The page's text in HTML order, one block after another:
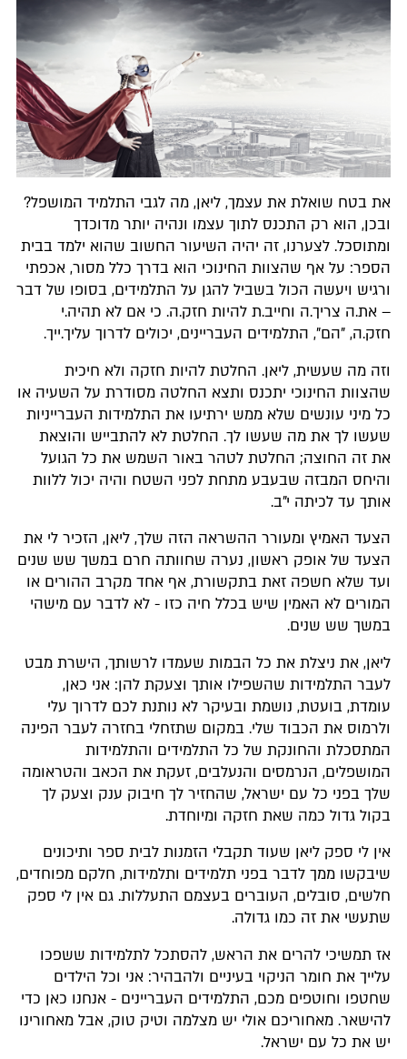
את בטח שואלת את עצמך, ליאן, מה לגבי התלמיד המושפל?
ובכן, הוא רק התכנס לתוך עצמו ונהיה יותר מדוכדך
ומתוסכל. לצערנו, זה יהיה השיעור החשוב שהוא ילמד בבית
הספר: על אף שהצוות החינוכי הוא בדרך כלל מסור, אכפתי
ורגיש ויעשה הכול בשביל להגן על התלמידים, בסופו של דבר
– את.ה צריך.ה וחייב.ת להיות חזק.ה. כי אם לא תהיה.י
חזק.ה, "הם", התלמידים העבריינים, יכולים לדרוך עליך.ייך.
וזה מה שעשית, ליאן. החלטת להיות חזקה ולא חיכית
שהצוות החינוכי יתכנס ותצא החלטה מסודרת על השעיה או
כל מיני עונשים שלא ממש ירתיעו את התלמידות העברייניות
שעשו לך את מה שעשו לך. החלטת לא להתבייש והוצאת
את זה החוצה; החלטת לטהר באור השמש את כל הגועל
והיחס המבזה שבעבע מתחת לפני השטח והיה יכול ללוות
אותך עד לכיתה י"ב.
הצעד האמיץ ומעורר ההשראה הזה שלך, ליאן, הזכיר לי את
הצעד של אופק ראשון, נערה שחוותה חרם במשך שש שנים
ועד שלא חשפה זאת בתקשורת, אף אחד מקרב ההורים או
המורים לא האמין שיש בכלל חיה כזו - לא לדבר עם מישהי
במשך שש שנים.
ליאן, את ניצלת את כל הבמות שעמדו לרשותך, הישרת מבט
לעבר התלמידות שהשפילו אותך וצעקת להן: אני כאן,
עומדת, בועטת, נושמת ובעיקר לא נותנת לכם לדרוך עלי
ולרמוס את הכבוד שלי. במקום שתזחלי בחזרה לעבר הפינה
המתסכלת והחונקת של כל התלמידים והתלמידות
המושפלים, הנרמסים והנעלבים, זעקת את הכאב והטראומה
שלך בפני כל עם ישראל, שהחזיר לך חיבוק ענק וצעק לך
בקול גדול כמה שאת חזקה ומיוחדת.
אין לי ספק ליאן שעוד תקבלי הזמנות לבית ספר ותיכונים
שיבקשו ממך לדבר בפני תלמידים ותלמידות, חלקם מפוחדים,
חלשים, סובלים, העוברים בעצמם התעללות. גם אין לי ספק
שתעשי את זה כמו גדולה.
אז תמשיכי להרים את הראש, להסתכל לתלמידות ששפכו
עלייך את חומר הניקוי בעיניים ולהבהיר: אני וכל הילדים
שחטפו וחוטפים מכם, התלמידים העבריינים - אנחנו כאן כדי
להישאר. מאחוריכם אולי יש מצלמה וטיק טוק, אבל מאחורינו
יש את כל עם ישראל.